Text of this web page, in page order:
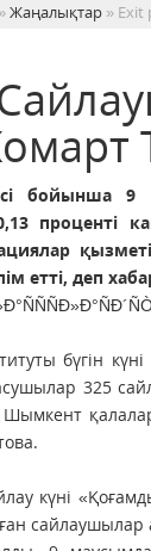
»Жаңалықтар » Еxit
бойынша 9
проценті
етті, деп
бүгін
325
күні
сайлаушылар